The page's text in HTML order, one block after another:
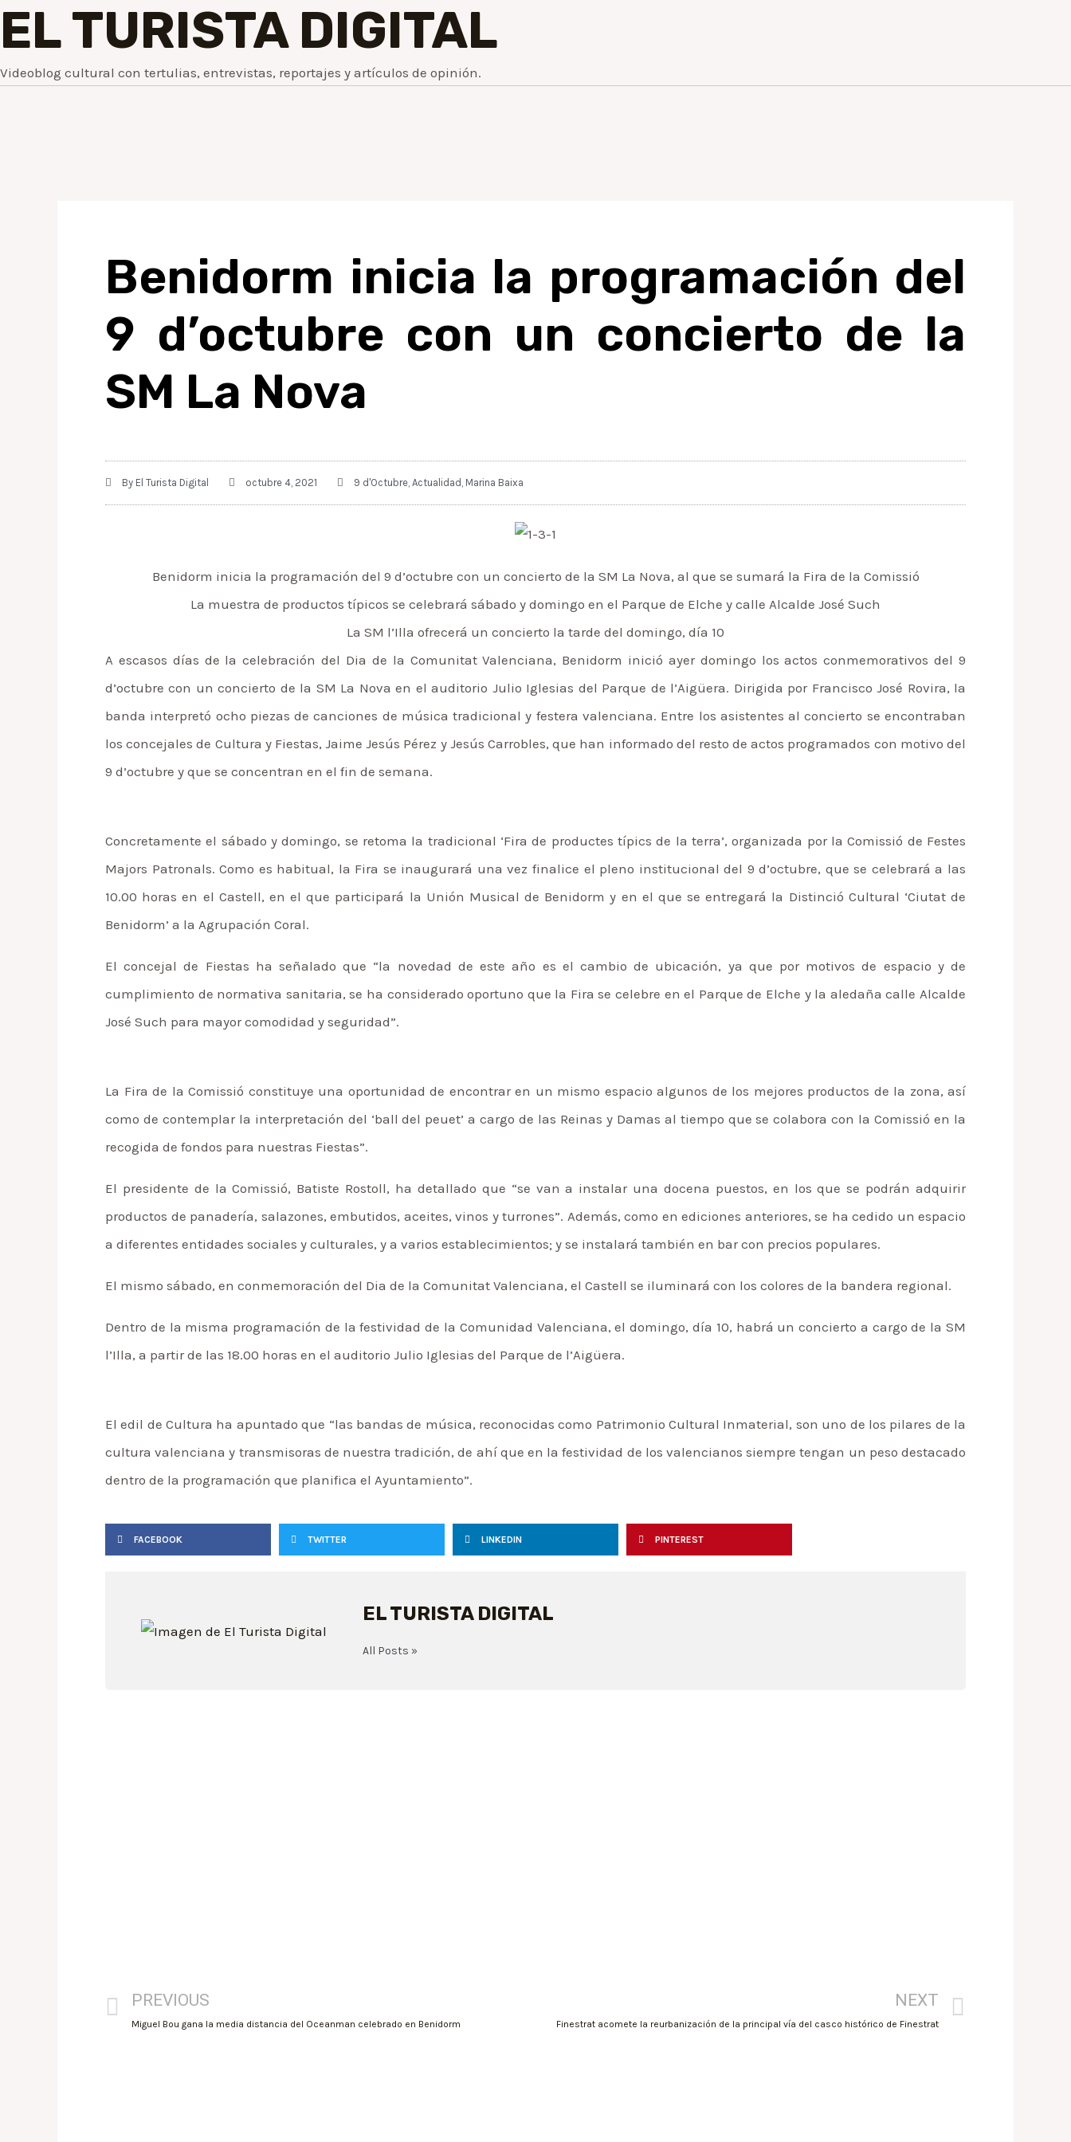
EL TURISTA DIGITAL
Videoblog cultural con tertulias, entrevistas, reportajes y artículos de opinión.
Benidorm inicia la programación del
9 d’octubre con un concierto de la
SM La Nova
By El Turista Digital octubre 4, 2021 9 d'Octubre Actualidad Marina Baixa
Benidorm inicia la programación del 9 d’octubre con un concierto de la SM La Nova, al que se sumará la Fira de la Comissió
La muestra de productos típicos se celebrará sábado y domingo en el Parque de Elche y calle Alcalde José Such
La SM l’Illa ofrecerá un concierto la tarde del domingo, día 10
A escasos días de la celebración del Dia de la Comunitat Valenciana, Benidorm inició ayer domingo los actos conmemorativos del 9
d’octubre con un concierto de la SM La Nova en el auditorio Julio Iglesias del Parque de l’Aigüera. Dirigida por Francisco José Rovira, la
banda interpretó ocho piezas de canciones de música tradicional y festera valenciana. Entre los asistentes al concierto se encontraban
los concejales de Cultura y Fiestas, Jaime Jesús Pérez y Jesús Carrobles, que han informado del resto de actos programados con motivo del
9 d’octubre y que se concentran en el fin de semana.
Concretamente el sábado y domingo, se retoma la tradicional ‘Fira de productes típics de la terra’, organizada por la Comissió de Festes
Majors Patronals. Como es habitual, la Fira se inaugurará una vez finalice el pleno institucional del 9 d’octubre, que se celebrará a las
10.00 horas en el Castell, en el que participará la Unión Musical de Benidorm y en el que se entregará la Distinció Cultural ‘Ciutat de
Benidorm’ a la Agrupación Coral.
El concejal de Fiestas ha señalado que “la novedad de este año es el cambio de ubicación, ya que por motivos de espacio y de
cumplimiento de normativa sanitaria, se ha considerado oportuno que la Fira se celebre en el Parque de Elche y la aledaña calle Alcalde
José Such para mayor comodidad y seguridad”.
La Fira de la Comissió constituye una oportunidad de encontrar en un mismo espacio algunos de los mejores productos de la zona, así
como de contemplar la interpretación del ‘ball del peuet’ a cargo de las Reinas y Damas al tiempo que se colabora con la Comissió en la
recogida de fondos para nuestras Fiestas”.
El presidente de la Comissió, Batiste Rostoll, ha detallado que “se van a instalar una docena puestos, en los que se podrán adquirir
productos de panadería, salazones, embutidos, aceites, vinos y turrones”. Además, como en ediciones anteriores, se ha cedido un espacio
a diferentes entidades sociales y culturales, y a varios establecimientos; y se instalará también en bar con precios populares.
El mismo sábado, en conmemoración del Dia de la Comunitat Valenciana, el Castell se iluminará con los colores de la bandera regional.
Dentro de la misma programación de la festividad de la Comunidad Valenciana, el domingo, día 10, habrá un concierto a cargo de la SM
l’Illa, a partir de las 18.00 horas en el auditorio Julio Iglesias del Parque de l’Aigüera.
El edil de Cultura ha apuntado que “las bandas de música, reconocidas como Patrimonio Cultural Inmaterial, son uno de los pilares de la
cultura valenciana y transmisoras de nuestra tradición, de ahí que en la festividad de los valencianos siempre tengan un peso destacado
dentro de la programación que planifica el Ayuntamiento”.
FACEBOOK TWITTER LINKEDIN PINTEREST
EL TURISTA DIGITAL
All Posts »
PREVIOUS
Miguel Bou gana la media distancia del Oceanman celebrado en Benidorm
NEXT
Finestrat acomete la reurbanización de la principal vía del casco histórico de Finestrat